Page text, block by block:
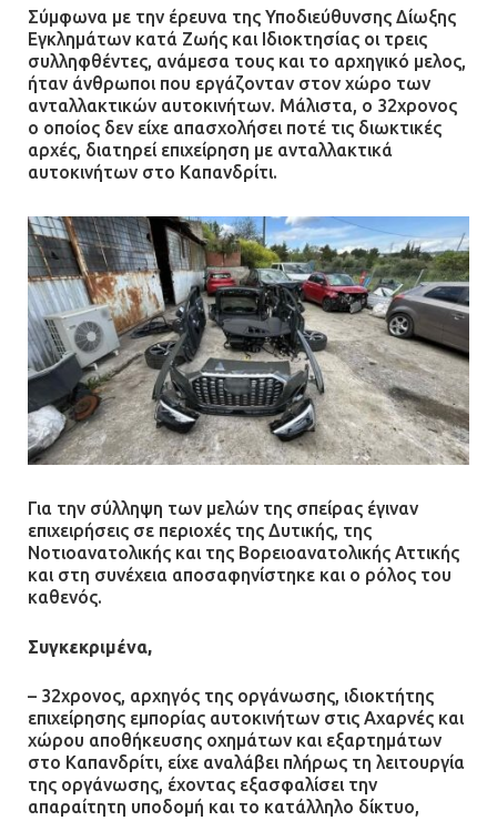
ανήλικους
08.07.2026 | 09:38
Άνω Λιόσια: Έριξαν τα ναρκωτικά
σε σκουπιδοφάγο για να μη τα βρει
η αστυνομία – Λογάριασαν χωρίς
τον ειδικό σκύλο
07.07.2026 | 09:56
Βούλα: Κραυγή αγωνίας από
κατοίκους για την οδό Άρεως –
«Τρέχουν με 90 χλμ. μέσα στη
γειτονιά»
07.07.2026 | 09:48
Σύμφωνα με την έρευνα της Υποδιεύθυνσης Δίωξης
Εγκλημάτων κατά Ζωής και Ιδιοκτησίας οι τρεις
συλληφθέντες, ανάμεσα τους και το αρχηγικό μελος,
ήταν άνθρωποι που εργάζονταν στον χώρο των
ανταλλακτικών αυτοκινήτων. Μάλιστα, ο 32χρονος
ο οποίος δεν είχε απασχολήσει ποτέ τις διωκτικές
αρχές, διατηρεί επιχείρηση με ανταλλακτικά
αυτοκινήτων στο Καπανδρίτι.
Για την σύλληψη των μελών της σπείρας έγιναν
επιχειρήσεις σε περιοχές της Δυτικής, της
Νοτιοανατολικής και της Βορειοανατολικής Αττικής
και στη συνέχεια αποσαφηνίστηκε και ο ρόλος του
καθενός.
Συγκεκριμένα,
– 32χρονος, αρχηγός της οργάνωσης, ιδιοκτήτης
επιχείρησης εμπορίας αυτοκινήτων στις Αχαρνές και
χώρου αποθήκευσης οχημάτων και εξαρτημάτων
στο Καπανδρίτι, είχε αναλάβει πλήρως τη λειτουργία
της οργάνωσης, έχοντας εξασφαλίσει την
απαραίτητη υποδομή και το κατάλληλο δίκτυο,